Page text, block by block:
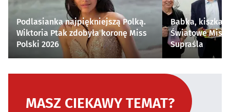
Podlasianka najpiękniejszą Polką.
Wiktoria Ptak zdobyła koronę Miss
Polski 2026
Babka, kiszka i
Światowe
Supraśla
MASZ CIEKAWY TEMAT?